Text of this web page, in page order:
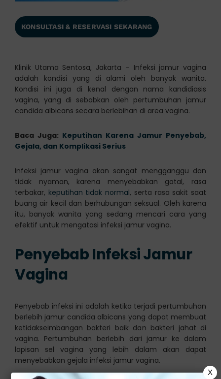
KONSULTASI & RESERVASI SEKARANG
Klinik Utama Sentosa, Jakarta – Infeksi jamur vagina
adalah kondisi yang di alami oleh banyak wanita.
Kondisi ini juga di kenal dengan nama kandidiasis
vagina, yang di sebabkan oleh pertumbuhan jamur
candida albicans secara berlebihan di area vagina.
Baca Juga: Keputihan Karena Jamur Penyebab,
Gejala, dan Komplikasi Serius
Infeksi jamur vagina akan sangat mengganggu dan
tidak nyaman, karena menyebabkan gatal, rasa
terbakar, keputihan tidak normal, serta rasa sakit saat
buang air kecil dan berhubungan seksual. Oleh karena
itu, banyak wanita yang sedang mencari cara yang
efektif untuk mengatasi infeksi jamur vagina.
Penyebab Infeksi Jamur
Vagina
Penyebab infeksi ini adalah ketika terjadi pertumbuhan
berlebih jamur candida albicans yang dapat membuat
ketidakseimbangan bakteri baik dan bakteri jahat di
vagina. Pertumbuhan berlebih dari jamur ke dalam
lapisan sel vagina yang lebih dalam akan dapat
menyebabkan gejala infeksi jamur vagina.
X